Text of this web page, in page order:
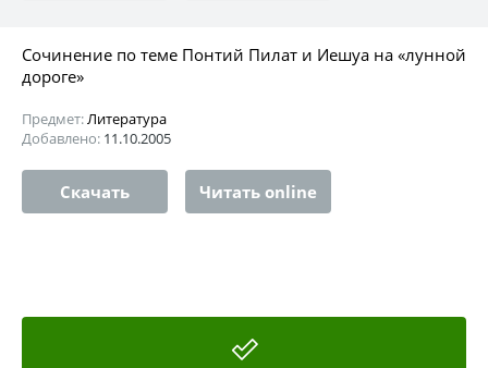
Сочинение по теме Понтий Пилат и Иешуа на «лунной
дороге»
Предмет:Литература
Добавлено: 11.10.2005
Скачать Читать online